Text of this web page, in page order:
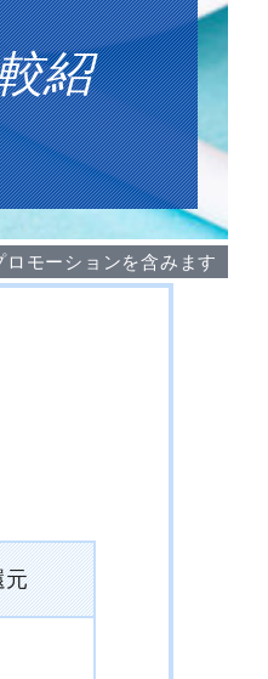
紹
ロモーションを含みます
元